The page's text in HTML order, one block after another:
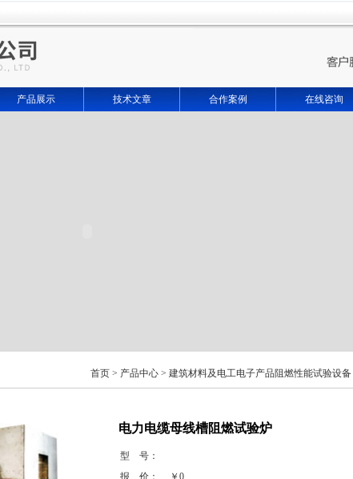
产品展示 技术文章 合作案例 在线咨询
首页 > 产品中心 > 建筑材料及电工电子产品阻燃性能试验设备
电力电缆母线槽阻燃试验炉
型 号：
报 价：
￥0